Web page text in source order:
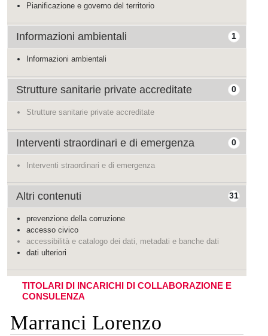
Pianificazione e governo del territorio
1
Informazioni ambientali
Informazioni ambientali
0
Strutture sanitarie private accreditate
Strutture sanitarie private accreditate
0
Interventi straordinari e di emergenza
Interventi straordinari e di emergenza
31
Altri contenuti
prevenzione della corruzione
accesso civico
accessibilità e catalogo dei dati, metadati e banche dati
dati ulteriori
TITOLARI DI INCARICHI DI COLLABORAZIONE E
CONSULENZA
Marranci Lorenzo